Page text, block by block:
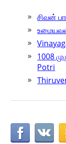
சிவன்
1008
Potri